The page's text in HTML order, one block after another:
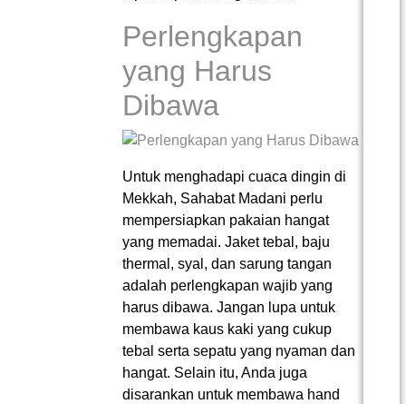
Perlengkapan
yang Harus
Dibawa
Untuk menghadapi cuaca dingin di
Mekkah, Sahabat Madani perlu
mempersiapkan pakaian hangat
yang memadai. Jaket tebal, baju
thermal, syal, dan sarung tangan
adalah perlengkapan wajib yang
harus dibawa. Jangan lupa untuk
membawa kaus kaki yang cukup
tebal serta sepatu yang nyaman dan
hangat. Selain itu, Anda juga
disarankan untuk membawa hand